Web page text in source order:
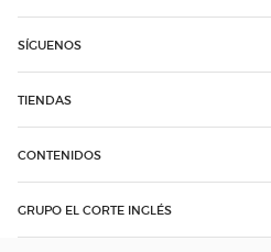
SÍGUENOS
TIENDAS
CONTENIDOS
GRUPO EL CORTE INGLÉS